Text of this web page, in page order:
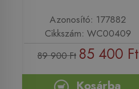
Azonosító: 177882
Cikkszám: WC00409
89 900 Ft 85 400 Ft
Kosárba